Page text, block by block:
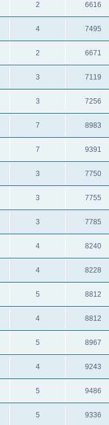
2 6616
4 7495
2 6671
3 7119
3 7256
7 8983
7 9391
3 7750
3 7755
3 7785
4 8240
4 8228
5 8812
4 8812
5 8967
4 9243
5 9486
5 9336